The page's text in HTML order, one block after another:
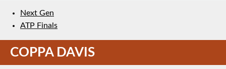
Next Gen
ATP Finals
COPPA DAVIS